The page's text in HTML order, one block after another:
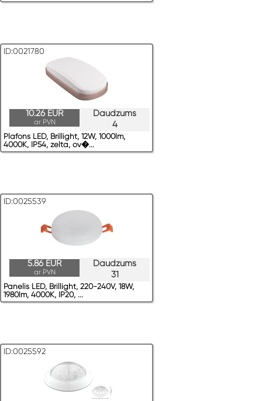
ID:0021780
Daudzums
4
10.26 EUR
ar PVN
Plafons LED, Brillight, 12W, 1000lm,
4000K, IP54, zelta, ov�...
ID:0025539
Daudzums
31
5.86 EUR
ar PVN
Panelis LED, Brillight, 220-240V, 18W,
1980lm, 4000K, IP20, ...
ID:0025592